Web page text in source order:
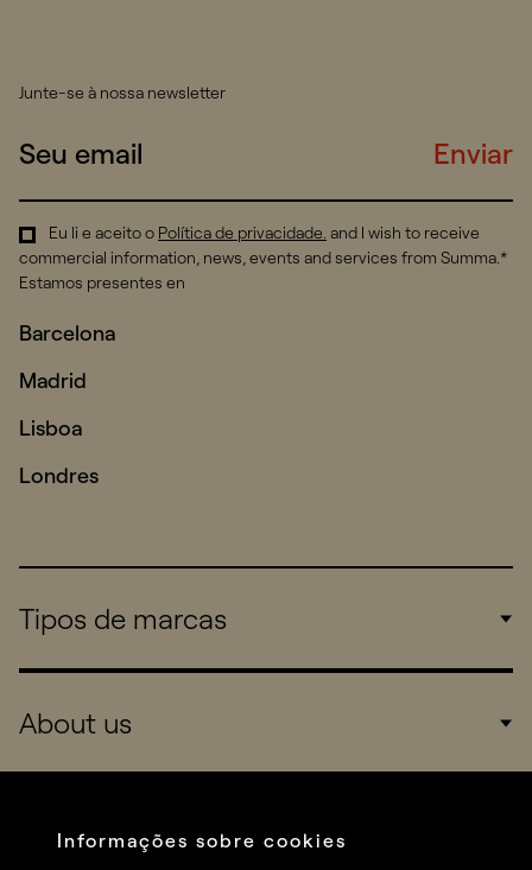
Junte-se à nossa newsletter
Enviar
Eu li e aceito o Política de privacidade. and I wish to receive
commercial information, news, events and services from Summa.*
Estamos presentes en
Barcelona
Madrid
Lisboa
Londres
Tipos de marcas
Consumers
Startups
About us
Services
Informações sobre cookies